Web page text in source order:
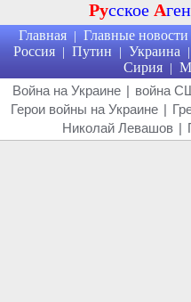
Русское А
Главная | Главные новости
Россия | Путин | Украина |
Сирия |
Война на Украине | война
Герои войны на Украине |
Николай Левашов |